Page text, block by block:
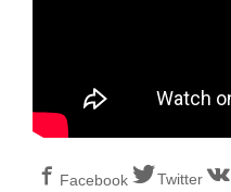
Facebook Twitter